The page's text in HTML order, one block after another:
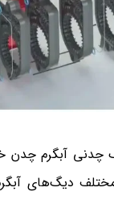
چدنی آبگرم چدن
دیگ‌های